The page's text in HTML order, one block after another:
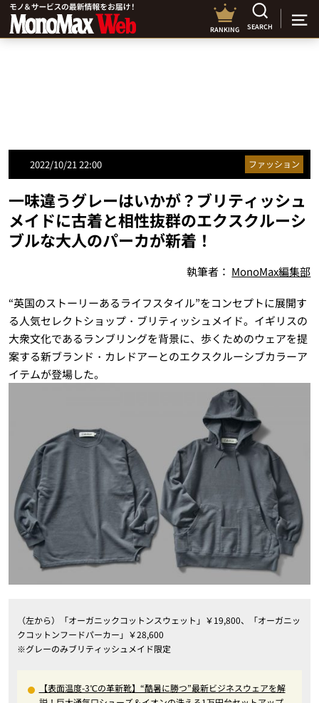
RANKING SEARCH
2022/10/21 22:00 ファッション
一味違うグレーはいかが？ブリティッシュ
メイドに古着と相性抜群のエクスクルーシ
ブルな大人のパーカが新着！
執筆者： MonoMax編集部
“英国のストーリーあるライフスタイル”をコンセプトに展開す
る人気セレクトショップ・ブリティッシュメイド。イギリスの
大衆文化であるランブリングを背景に、歩くためのウェアを提
案する新ブランド・カレドアーとのエクスクルーシブカラーア
イテムが登場した。
（左から）「オーガニックコットンスウェット」￥19,800、「オーガニッ
クコットンフードパーカー」￥28,600
※グレーのみブリティッシュメイド限定
【表面温度-3℃の革新靴】“酷暑に勝つ”最新ビジネスウェアを解